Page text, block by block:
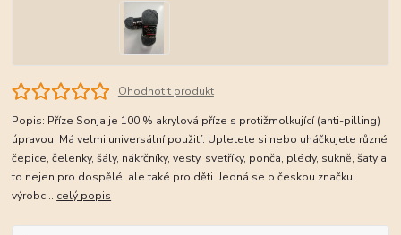
Ohodnotit produkt
Popis: Příze Sonja je 100 % akrylová příze s protižmolkující (anti-pilling)
úpravou. Má velmi universální použití. Upletete si nebo uháčkujete různé
čepice, čelenky, šály, nákrčníky, vesty, svetříky, ponča, plédy, sukně, šaty a
to nejen pro dospělé, ale také pro děti. Jedná se o českou značku
výrobc... celý popis